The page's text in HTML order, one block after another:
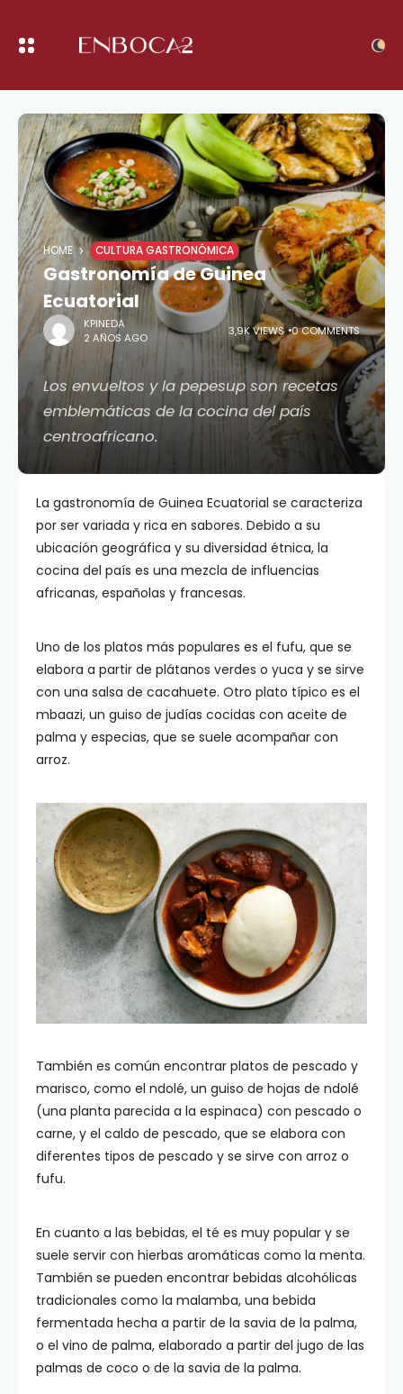
HOME CULTURA GASTRONÓMICA
Gastronomía de Guinea
Ecuatorial
KPINEDA
2 AÑOS AGO
3,9K VIEWS 0 COMMENTS
Los envueltos y la pepesup son recetas
emblemáticas de la cocina del país
centroafricano.
La gastronomía de Guinea Ecuatorial se caracteriza
por ser variada y rica en sabores. Debido a su
ubicación geográfica y su diversidad étnica, la
cocina del país es una mezcla de influencias
africanas, españolas y francesas.
Uno de los platos más populares es el fufu, que se
elabora a partir de plátanos verdes o yuca y se sirve
con una salsa de cacahuete. Otro plato típico es el
mbaazi, un guiso de judías cocidas con aceite de
palma y especias, que se suele acompañar con
arroz.
También es común encontrar platos de pescado y
marisco, como el ndolé, un guiso de hojas de ndolé
(una planta parecida a la espinaca) con pescado o
carne, y el caldo de pescado, que se elabora con
diferentes tipos de pescado y se sirve con arroz o
fufu.
En cuanto a las bebidas, el té es muy popular y se
suele servir con hierbas aromáticas como la menta.
También se pueden encontrar bebidas alcohólicas
tradicionales como la malamba, una bebida
fermentada hecha a partir de la savia de la palma,
o el vino de palma, elaborado a partir del jugo de las
palmas de coco o de la savia de la palma.